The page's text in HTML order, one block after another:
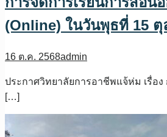
(Online) ในวันพุธที่ 15 ตุ
16 ต.ค. 2568admin
ประกาศวิทยาลัยการอาชีพแจ้ห่ม เรื่อง
[…]